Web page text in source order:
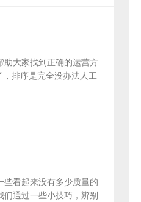
助大家找到正确的运营方
排序是完全没办法人工
看起来没有多少质量的
通过一些小技巧，辨别